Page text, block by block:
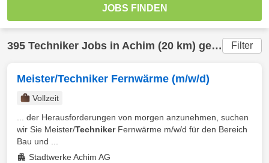
395 Techniker Jobs in Achim (20 km) gefunden Filter
Meister/Techniker Fernwärme (m/w/d)
Vollzeit
... der Herausforderungen von morgen anzunehmen, suchen
wir Sie Meister/TechnikerFernwärme m/w/d für den Bereich
Bau und ...
Stadtwerke Achim AG